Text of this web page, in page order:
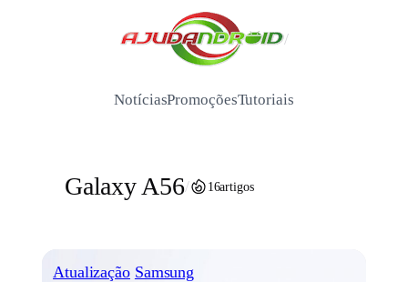
/
NotíciasPromoçõesTutoriais
Galaxy A56/ 16artigos
Atualização Samsung